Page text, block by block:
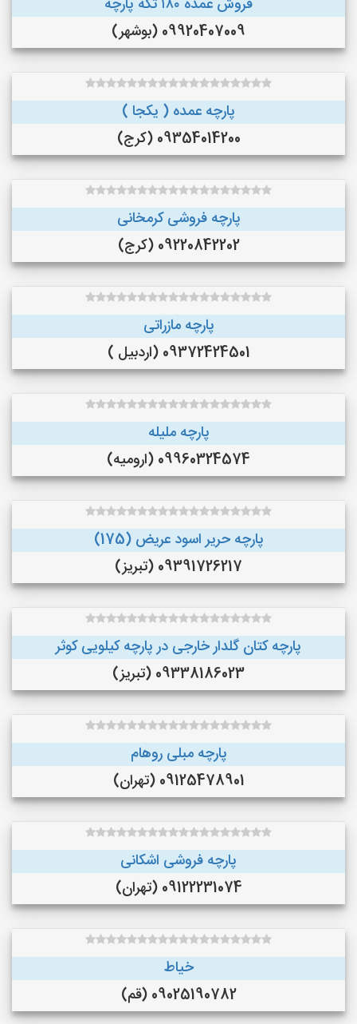
فروش عمده ۱۸۰ تکه پارچه
09920407009 (بوشهر)
پارچه عمده ( یکجا )
09354014200 (کرج)
پارچه فروشی کرمخانی
09220842202 (کرج)
پارچه مازراتی
09372424501 (اردبیل )
پارچه ملیله
09960324574 (ارومیه)
پارچه حریر اسود عریض (175)
09391726217 (تبریز)
پارچه کتان گلدار خارجی در پارچه کیلویی کوثر
09338186023 (تبریز)
پارچه مبلی روهام
09125478901 (تهران)
پارچه فروشی اشکانی
09122231074 (تهران)
خیاط
09025190782 (قم)